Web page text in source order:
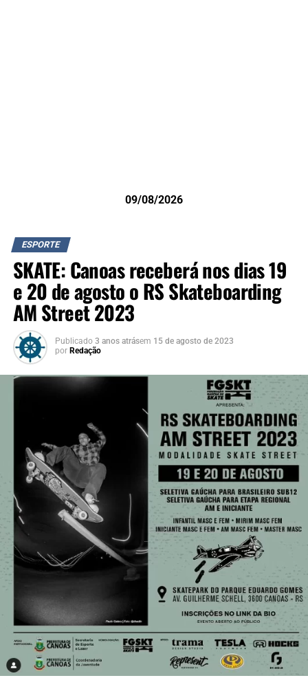
09/08/2026
ESPORTE
SKATE: Canoas receberá nos dias 19
e 20 de agosto o RS Skateboarding
AM Street 2023
Publicado 3 anos atrásem 15 de agosto de 2023
por Redação